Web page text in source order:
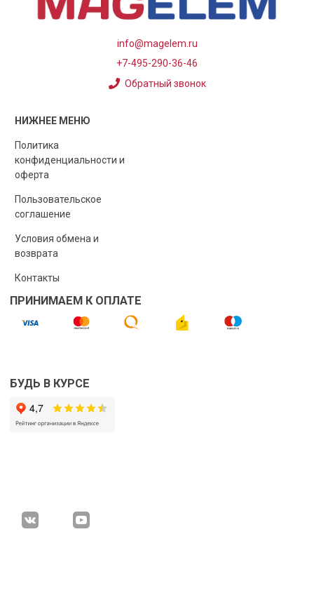
info@magelem.ru
+7-495-290-36-46
Обратный звонок
НИЖНЕЕ МЕНЮ
Политика
конфиденциальности и
оферта
Пользовательское
соглашение
Условия обмена и
возврата
Контакты
ПРИНИМАЕМ К ОПЛАТЕ
БУДЬ В КУРСЕ